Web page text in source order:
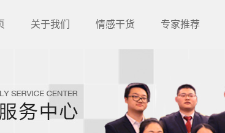
关于我们 情感干货 专家推荐